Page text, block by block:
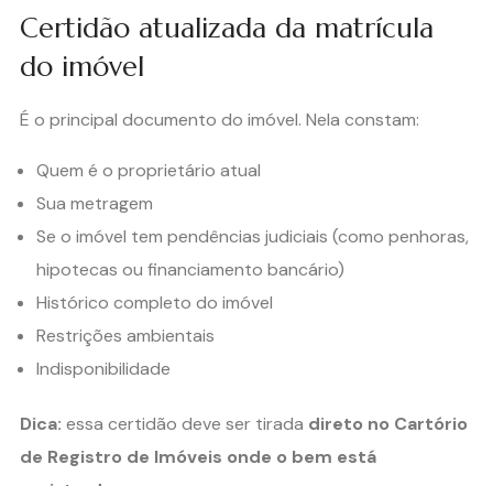
Certidão atualizada da matrícula
do imóvel
É o principal documento do imóvel. Nela constam:
Quem é o proprietário atual
Sua metragem
Se o imóvel tem pendências judiciais (como penhoras,
hipotecas ou financiamento bancário)
Histórico completo do imóvel
Restrições ambientais
Indisponibilidade
Dica: essa certidão deve ser tirada direto no Cartório
de Registro de Imóveis onde o bem está